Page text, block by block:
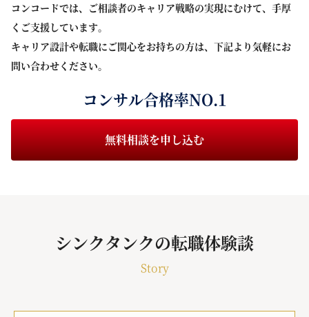
コンコードでは、ご相談者のキャリア戦略の実現にむけて、手厚
くご支援しています。
キャリア設計や転職にご関心をお持ちの方は、下記より気軽にお
問い合わせください。
コンサル合格率NO.1
無料相談を申し込む
シンクタンクの転職体験談
Story